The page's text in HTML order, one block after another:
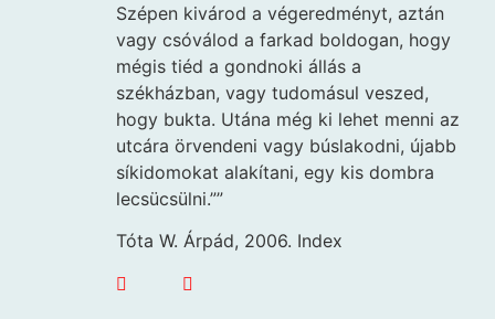
Szépen kivárod a végeredményt, aztán
vagy csóválod a farkad boldogan, hogy
mégis tiéd a gondnoki állás a
székházban, vagy tudomásul veszed,
hogy bukta. Utána még ki lehet menni az
utcára örvendeni vagy búslakodni, újabb
síkidomokat alakítani, egy kis dombra
lecsücsülni.””
Tóta W. Árpád, 2006. Index